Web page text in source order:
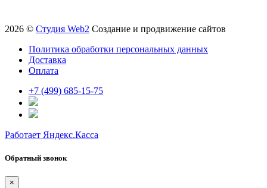
2026 © Студия Web2 Создание и продвижение сайтов
Политика обработки персональных данных
Доставка
Оплата
+7 (499) 685-15-75
Работает Яндекс.Касса
Обратный звонок
×